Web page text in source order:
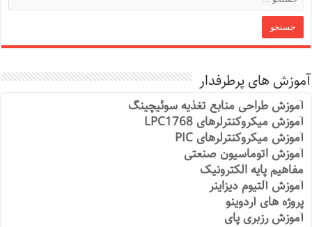
آموزش های پرطرفدار
آموزش طراحی منابع تغذیه سوئیچینگ
آموزش میکروکنترلرهای LPC1768
آموزش میکروکنترلرهای PIC
آموزش اتوماسیون صنعتی
مفاهیم پایه الکترونیک
آموزش آلتیوم دیزاینر
پروژه های آردوینو
آموزش رزبری پای